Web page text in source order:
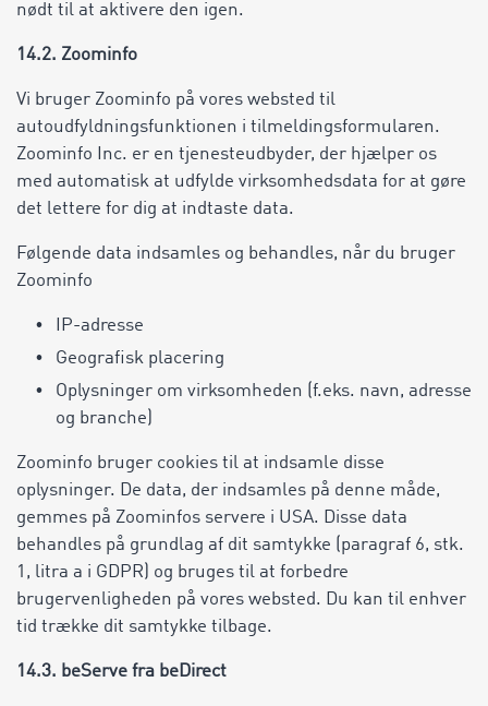
nødt til at aktivere den igen.
14.2. Zoominfo
Vi bruger Zoominfo på vores websted til
autoudfyldningsfunktionen i tilmeldingsformularen.
Zoominfo Inc. er en tjenesteudbyder, der hjælper os
med automatisk at udfylde virksomhedsdata for at gøre
det lettere for dig at indtaste data.
Følgende data indsamles og behandles, når du bruger
Zoominfo
IP-adresse
Geografisk placering
Oplysninger om virksomheden (f.eks. navn, adresse
og branche)
Zoominfo bruger cookies til at indsamle disse
oplysninger. De data, der indsamles på denne måde,
gemmes på Zoominfos servere i USA. Disse data
behandles på grundlag af dit samtykke (paragraf 6, stk.
1, litra a i GDPR) og bruges til at forbedre
brugervenligheden på vores websted. Du kan til enhver
tid trække dit samtykke tilbage.
14.3. beServe fra beDirect